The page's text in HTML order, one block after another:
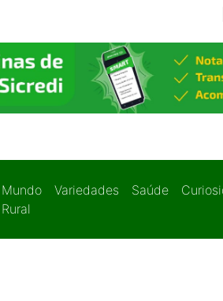
Mundo
Rural
Variedades Saúde